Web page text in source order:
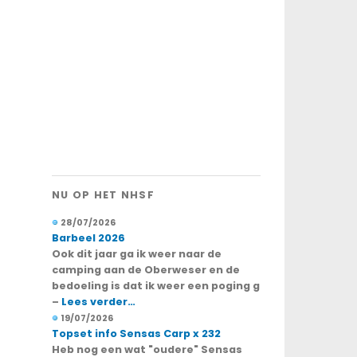
NU OP HET NHSF
28/07/2026
Barbeel 2026
Ook dit jaar ga ik weer naar de
camping aan de Oberweser en de
bedoeling is dat ik weer een poging g
– Lees verder…
19/07/2026
Topset info Sensas Carp x 232
Heb nog een wat "oudere" Sensas